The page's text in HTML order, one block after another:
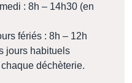
: 8h – 14h30 (en
fériés : 8h – 12h
jours habituels
déchèterie.